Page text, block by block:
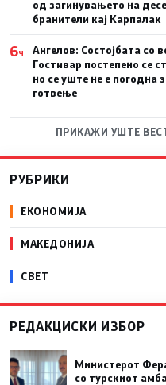
од загинувањето на
бранители кај Карпалак
6Ч
Ангелов: Состојбата со
Гостивар постепено се
но се уште не е погодна
готвење
ПРИКАЖИ УШТЕ
РУБРИКИ
ЕКОНОМИЈА
МАКЕДОНИЈА
СВЕТ
РЕДАКЦИСКИ ИЗБОР
Министерот
со турскиот